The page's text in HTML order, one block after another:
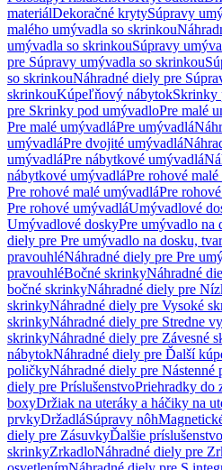
materiálDekoračné krytySúpravy
malého umývadla so skrinkou
umývadla so skrinkouSúpravy
pre Súpravy umývadla so skrinkou
so skrinkouNáhradné diely pre
skrinkouKúpeľňový nábytokSkrinky
pre Skrinky pod umývadloPre malé
Pre malé umývadláPre umývadlá
umývadláPre dvojité umývadlá
umývadláPre nábytkové umývadlá
nábytkové umývadláPre rohové
Pre rohové malé umývadláPre
Pre rohové umývadláUmývadlové
Umývadlové doskyPre umývadlo na
diely pre Pre umývadlo na dosku,
pravouhléNáhradné diely pre Pre
pravouhléBočné skrinkyNáhradné
bočné skrinkyNáhradné diely pre
skrinkyNáhradné diely pre Vysoké
skrinkyNáhradné diely pre Stredne
skrinkyNáhradné diely pre Závesné
nábytokNáhradné diely pre Ďalší
poličkyNáhradné diely pre Nástenné
diely pre PríslušenstvoPriehradky do
boxyDržiak na uteráky a háčiky na
prvkyDržadláSúpravy nôh
diely pre ZásuvkyĎalšie príslušenstvo
skrinkyZrkadloNáhradné diely pre